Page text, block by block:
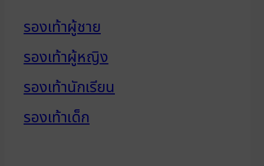
รองเท้าผู้ชาย
รองเท้าผู้หญิง
รองเท้านักเรียน
รองเท้าเด็ก